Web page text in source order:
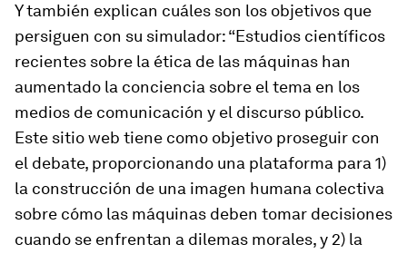
Y también explican cuáles son los objetivos que
persiguen con su simulador: “Estudios científicos
recientes sobre la ética de las máquinas han
aumentado la conciencia sobre el tema en los
medios de comunicación y el discurso público.
Este sitio web tiene como objetivo proseguir con
el debate, proporcionando una plataforma para 1)
la construcción de una imagen humana colectiva
sobre cómo las máquinas deben tomar decisiones
cuando se enfrentan a dilemas morales, y 2) la